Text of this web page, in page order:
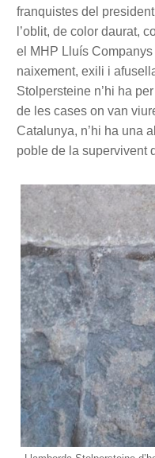
franquistes del
l’oblit, de color daurat,
el MHP Lluís
naixement, exili i
Stolpersteine n’hi ha
de les cases on van
Catalunya, n’hi ha una
poble de la supervivent